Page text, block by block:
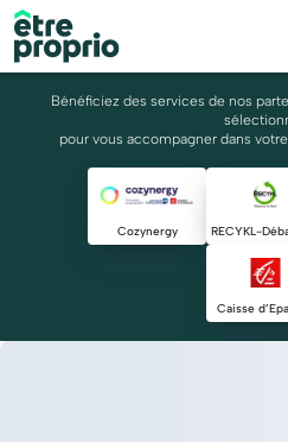
Bénéficiez des services de nos
pour vous accompagner dans
Cozynergy
Caisse